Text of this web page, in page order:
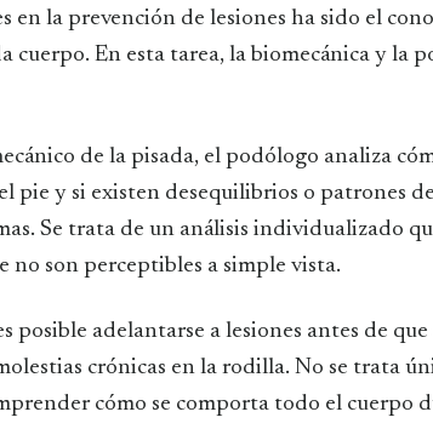
en la prevención de lesiones ha sido el
cuerpo. En esta tarea, la biomecánica y la
de la pisada, el podólogo analiza
pie y si existen desequilibrios o patrones
Se trata de un análisis individualizado
no son perceptibles a simple vista.
posible adelantarse a lesiones antes de
crónicas en la rodilla. No se trata
cómo se comporta todo el cuerpo